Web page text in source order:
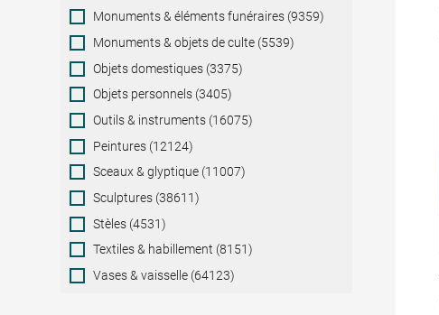
Monuments & éléments funéraires (9359)
Monuments & objets de culte (5539)
Objets domestiques (3375)
Objets personnels (3405)
Outils & instruments (16075)
Peintures (12124)
Sceaux & glyptique (11007)
Sculptures (38611)
Stèles (4531)
Textiles & habillement (8151)
Vases & vaisselle (64123)